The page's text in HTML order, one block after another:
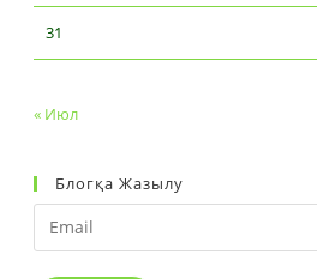
31
« Июл
Блогқа Жазылу
Email